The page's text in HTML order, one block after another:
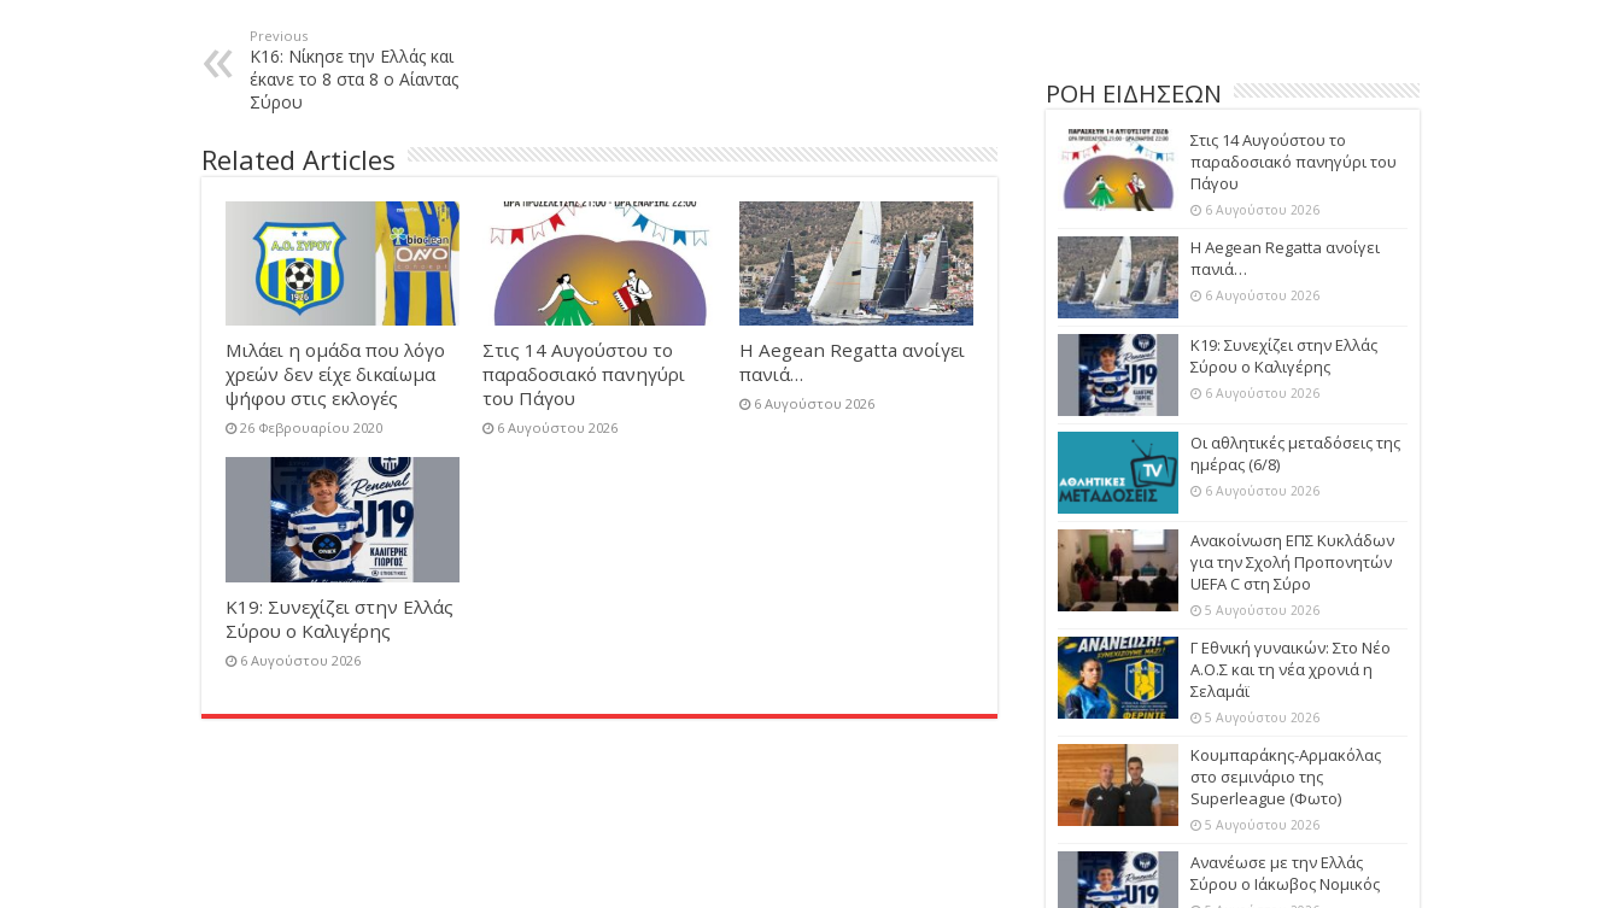
Previous
Κ16: Νίκησε την Ελλάς και
έκανε το 8 στα 8 ο Αίαντας
Σύρου
Related Articles
Μιλάει η ομάδα που λόγο
χρεών δεν είχε δικαίωμα
ψήφου στις εκλογές
26 Φεβρουαρίου 2020
Στις 14 Αυγούστου το
παραδοσιακό πανηγύρι
του Πάγου
6 Αυγούστου 2026
Η Aegean Regatta ανοίγει
πανιά…
6 Αυγούστου 2026
Κ19: Συνεχίζει στην Ελλάς
Σύρου ο Καλιγέρης
6 Αυγούστου 2026
ΡΟΗ ΕΙΔΗΣΕΩΝ
Στις 14 Αυγούστου το
παραδοσιακό πανηγύρι του
Πάγου
6 Αυγούστου 2026
Η Aegean Regatta ανοίγει
πανιά…
6 Αυγούστου 2026
Κ19: Συνεχίζει στην Ελλάς
Σύρου ο Καλιγέρης
6 Αυγούστου 2026
Οι αθλητικές μεταδόσεις της
ημέρας (6/8)
6 Αυγούστου 2026
Ανακοίνωση ΕΠΣ Κυκλάδων
για την Σχολή Προπονητών
UEFA C στη Σύρο
5 Αυγούστου 2026
Γ Εθνική γυναικών: Στο Νέο
Α.Ο.Σ και τη νέα χρονιά η
Σελαμάϊ
5 Αυγούστου 2026
Κουμπαράκης-Αρμακόλας
στο σεμινάριο της
Superleague (Φωτο)
5 Αυγούστου 2026
Ανανέωσε με την Ελλάς
Σύρου ο Ιάκωβος Νομικός